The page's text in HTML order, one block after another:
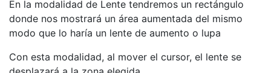
En la modalidad de Lente tendremos un rectángulo
donde nos mostrará un área aumentada del mismo
modo que lo haría un lente de aumento o lupa
Con esta modalidad, al mover el cursor, el lente se